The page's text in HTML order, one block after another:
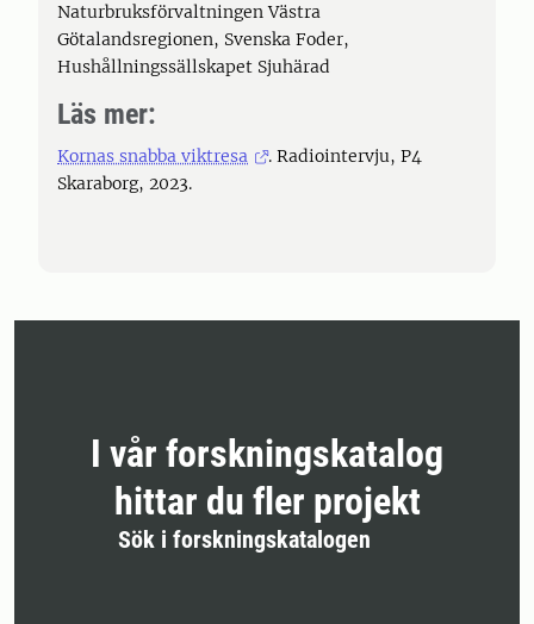
Naturbruksförvaltningen Västra
Götalandsregionen, Svenska Foder,
Hushållningssällskapet Sjuhärad
Läs mer:
Kornas snabba viktresa
. Radiointervju, P4
Skaraborg, 2023.
I vår forskningskatalog
hittar du fler projekt
Sök i forskningskatalogen